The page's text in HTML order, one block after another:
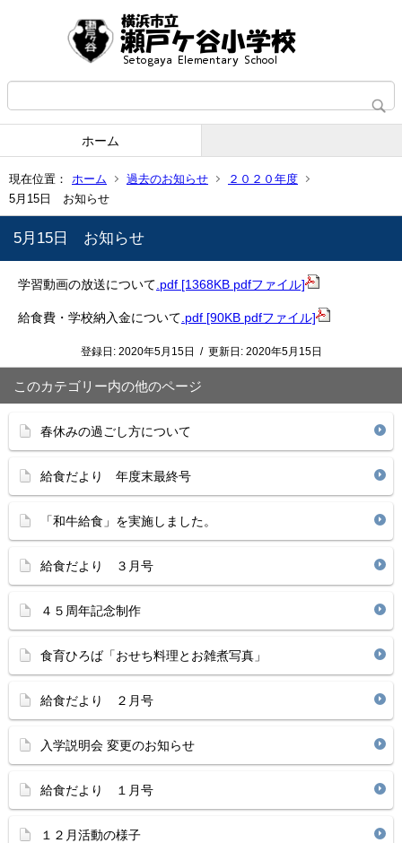
ホーム
現在位置： ホーム 過去のお知らせ
２０２０年度
5月15日 お知らせ
5月15日 お知らせ
学習動画の放送について .pdf [1368KB pdfファイル]
給食費・学校納入金について .pdf [90KB pdfファイル]
登録日: 2020年5月15日 / 更新日: 2020年5月15日
このカテゴリー内の他のページ
春休みの過ごし方について
給食だより 年度末最終号
「和牛給食」を実施しました。
給食だより ３月号
４５周年記念制作
食育ひろば「おせち料理とお雑煮写真」
給食だより ２月号
入学説明会 変更のお知らせ
給食だより １月号
１２月活動の様子